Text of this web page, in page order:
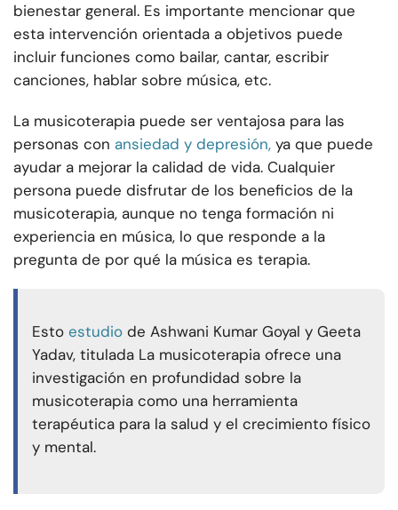
bienestar general. Es importante mencionar que
esta intervención orientada a objetivos puede
incluir funciones como bailar, cantar, escribir
canciones, hablar sobre música, etc.
La musicoterapia puede ser ventajosa para las
personas con ansiedad y depresión, ya que puede
ayudar a mejorar la calidad de vida. Cualquier
persona puede disfrutar de los beneficios de la
musicoterapia, aunque no tenga formación ni
experiencia en música, lo que responde a la
pregunta de por qué la música es terapia.
Esto estudio de Ashwani Kumar Goyal y Geeta
Yadav, titulada La musicoterapia ofrece una
investigación en profundidad sobre la
musicoterapia como una herramienta
terapéutica para la salud y el crecimiento físico
y mental.